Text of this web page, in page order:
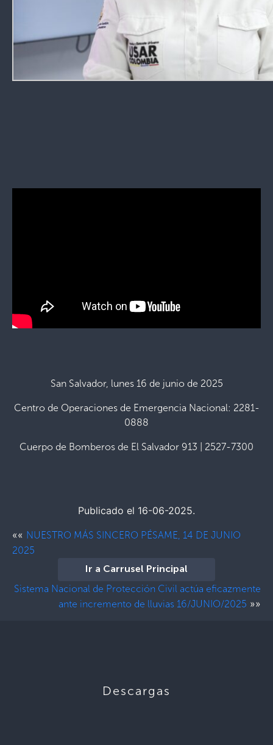
San Salvador, lunes 16 de junio de 2025
Centro de Operaciones de Emergencia Nacional: 2281-
0888
Cuerpo de Bomberos de El Salvador 913 | 2527-7300
Publicado el 16-06-2025.
«« NUESTRO MÁS SINCERO PÉSAME, 14 DE JUNIO
2025
Ir a Carrusel Principal
Sistema Nacional de Protección Civil actúa eficazmente
ante incremento de lluvias 16/JUNIO/2025 »»
Descargas